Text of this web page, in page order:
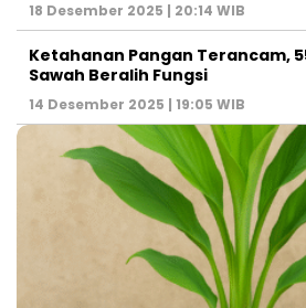
18 Desember 2025 | 20:14 WIB
Ketahanan Pangan Terancam,
Sawah Beralih Fungsi
14 Desember 2025 | 19:05 WIB